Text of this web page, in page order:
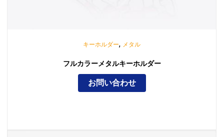
キーホルダー, メタル
フルカラーメタルキーホルダー
お問い合わせ